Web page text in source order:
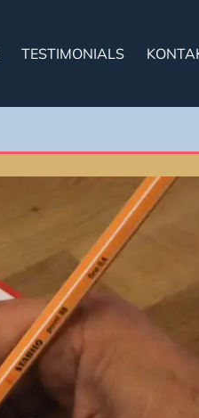
TESTIMONIALS